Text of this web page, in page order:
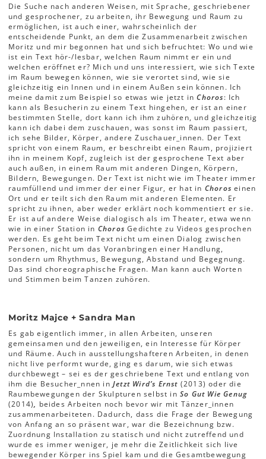
Die Suche nach anderen Weisen, mit Sprache, geschriebener
und gesprochener, zu arbeiten, ihr Bewegung und Raum zu
ermöglichen, ist auch einer, wahrscheinlich der
entscheidende Punkt, an dem die Zusammenarbeit zwischen
Moritz und mir begonnen hat und sich befruchtet: Wo und wie
ist ein Text hör-/lesbar, welchen Raum nimmt er ein und
welchen eröffnet er? Mich und uns interessiert, wie sich Texte
im Raum bewegen können, wie sie verortet sind, wie sie
gleichzeitig ein Innen und in einem Außen sein können. Ich
meine damit zum Beispiel so etwas wie jetzt inChoros: Ich
kann als Besucherin zu einem Text hingehen, er ist an einer
bestimmten Stelle, dort kann ich ihm zuhören, und gleichzeitig
kann ich dabei dem zuschauen, was sonst im Raum passiert,
ich sehe Bilder, Körper, andere Zuschauer_innen. Der Text
spricht von einem Raum, er beschreibt einen Raum, projiziert
ihn in meinem Kopf, zugleich ist der gesprochene Text aber
auch außen, in einem Raum mit anderen Dingen, Körpern,
Bildern, Bewegungen. Der Text ist nicht wie im Theater immer
raumfüllend und immer der einer Figur, er hat in Choros einen
Ort und er teilt sich den Raum mit anderen Elementen. Er
spricht zu ihnen, aber weder erklärt noch kommentiert er sie.
Er ist auf andere Weise dialogisch als im Theater, etwa wenn
wie in einer Station in ChorosGedichte zu Videos gesprochen
werden. Es geht beim Text nicht um einen Dialog zwischen
Personen, nicht um das Voranbringen einer Handlung,
sondern um Rhythmus, Bewegung, Abstand und Begegnung.
Das sind choreographische Fragen. Man kann auch Worten
und Stimmen beim Tanzen zuhören.
Moritz Majce + Sandra Man
Es gab eigentlich immer, in allen Arbeiten, unseren
gemeinsamen und den jeweiligen, ein Interesse für Körper
und Räume. Auch in ausstellungshafteren Arbeiten, in denen
nicht live performt wurde, ging es darum, wie sich etwas
durchbewegt – sei es der geschriebene Text und entlang von
ihm die Besucher_nnen in Jetzt Wird’s Ernst (2013) oder die
Raumbewegungen der Skulpturen selbst in So Gut Wie Genug
(2014), beides Arbeiten noch bevor wir mit Tänzer_innen
zusammenarbeiteten. Dadurch, dass die Frage der Bewegung
von Anfang an so präsent war, war die Bezeichnung bzw.
Zuordnung Installation zu statisch und nicht zutreffend und
wurde es immer weniger, je mehr die Zeitlichkeit sich live
bewegender Körper ins Spiel kam und die Gesamtbewegung